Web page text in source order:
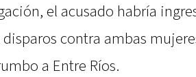
el acusado habría
contra ambas
a Entre Ríos.